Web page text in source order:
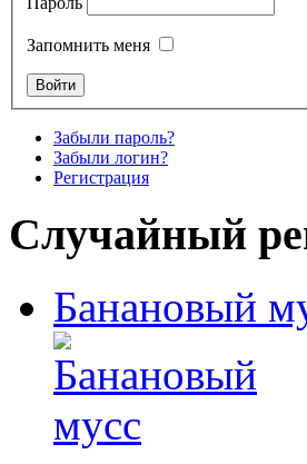
Запомнить меня
Забыли пароль?
Забыли логин?
Регистрация
Случайный
Банановый